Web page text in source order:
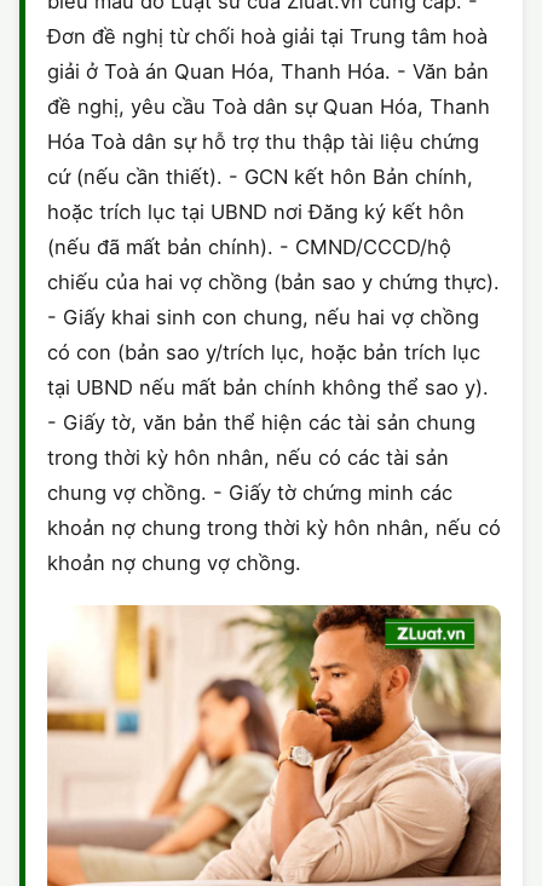
Đơn đề nghị từ chối hoà giải tại Trung tâm hoà
giải ở Toà án Quan Hóa, Thanh Hóa. - Văn bản
đề nghị, yêu cầu Toà dân sự Quan Hóa, Thanh
Hóa Toà dân sự hỗ trợ thu thập tài liệu chứng
cứ (nếu cần thiết). - GCN kết hôn Bản chính,
hoặc trích lục tại UBND nơi Đăng ký kết hôn
(nếu đã mất bản chính). - CMND/CCCD/hộ
chiếu của hai vợ chồng (bản sao y chứng thực).
- Giấy khai sinh con chung, nếu hai vợ chồng
có con (bản sao y/trích lục, hoặc bản trích lục
tại UBND nếu mất bản chính không thể sao y).
- Giấy tờ, văn bản thể hiện các tài sản chung
trong thời kỳ hôn nhân, nếu có các tài sản
chung vợ chồng. - Giấy tờ chứng minh các
khoản nợ chung trong thời kỳ hôn nhân, nếu có
khoản nợ chung vợ chồng.